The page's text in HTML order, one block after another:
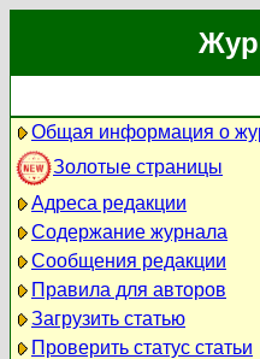
Общая информация о
Золотые страницы
Адреса редакции
Содержание журнала
Сообщения редакции
Правила для авторов
Загрузить статью
Проверить статус статьи